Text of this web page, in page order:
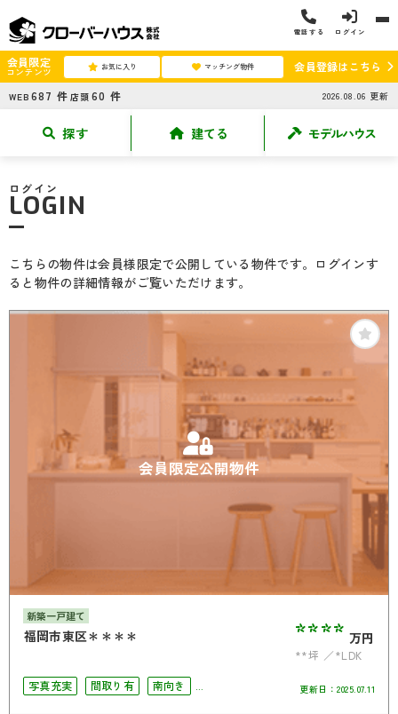
電話する ログイン
会員限定
コンテンツ お気に入り マッチング物件 会員登録はこちら
WEB 687 件 店頭 60 件 2026.08.06 更新
探す 建てる モデルハウス
ログイン
LOGIN
こちらの物件は会員様限定で公開している物件です。ログインす
ると物件の詳細情報がご覧いただけます。
会員限定公開物件
新築一戸建て
福岡市東区＊＊＊＊ **** 万円
**坪
*LDK
写真充実
間取り有
南向き
更新日： 2025.07.11